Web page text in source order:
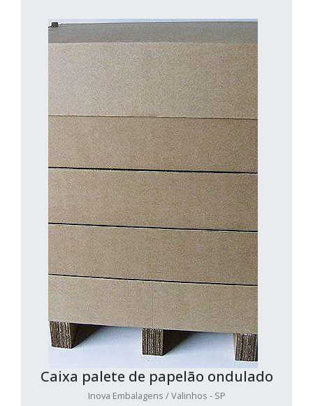
Caixa palete de papelão ondulado
Inova Embalagens / Valinhos - SP